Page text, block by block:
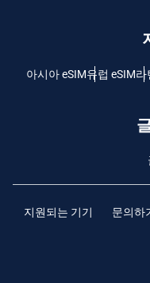
아시아 eSIM유럽 ​​eSIM라
지원되는 기기 문의하